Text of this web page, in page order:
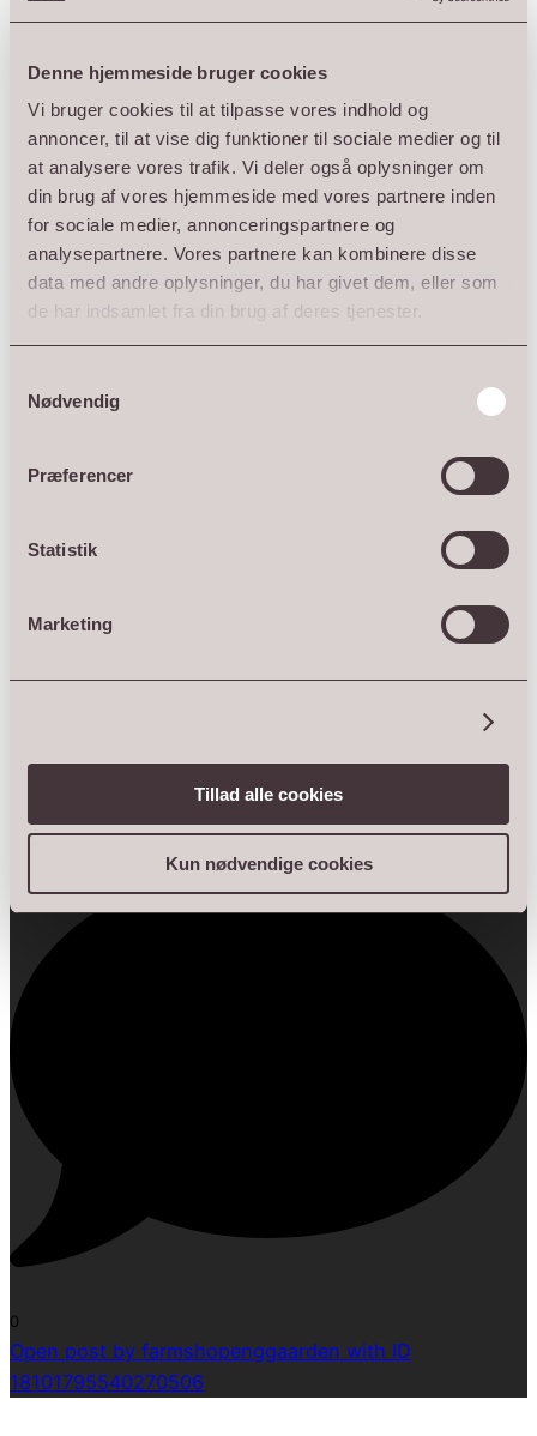
Denne hjemmeside bruger cookies
Vi bruger cookies til at tilpasse vores indhold og
annoncer, til at vise dig funktioner til sociale medier og til
at analysere vores trafik. Vi deler også oplysninger om
din brug af vores hjemmeside med vores partnere inden
for sociale medier, annonceringspartnere og
analysepartnere. Vores partnere kan kombinere disse
data med andre oplysninger, du har givet dem, eller som
de har indsamlet fra din brug af deres tjenester.
Nødvendig
Præferencer
Statistik
Marketing
Tillad alle cookies
Kun nødvendige cookies
restaurantens terrasse.
Restaurant Krabben, Vallensbæk Strand
- se den fuld case via link i bio eller på hjemmesiden
uden cases.
#restaurantkrabbenivallensbæk #farmshopenggaarden
#unikakrukker #frostsikrekrukker #kundecase
0
Open post by farmshopenggaarden with ID
18101795540270506